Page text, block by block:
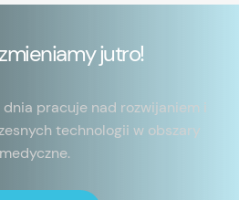
jutro!
dnia pracuje nad rozwijaniem i
technologii w obszary
medyczne.